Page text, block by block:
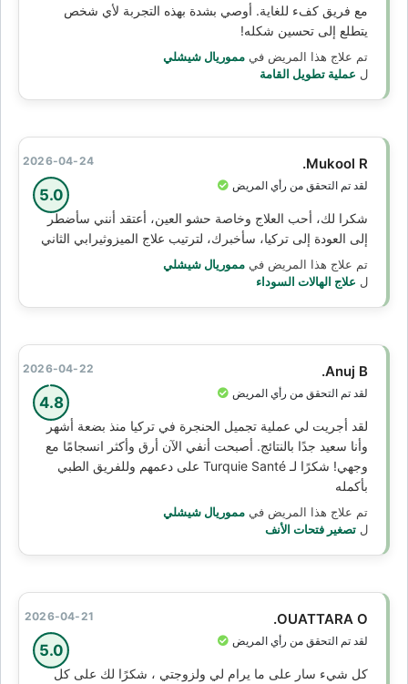
مع فريق كفء للغاية. أوصي بشدة بهذه التجربة لأي شخص
يتطلع إلى تحسين شكله!
تم علاج هذا المريض في مموريال شيشلي
ل عملية تطويل القامة
5.0
Mukool R.
لقد تم التحقق من رأي المريض
2026-04-24
شكرا لك، أحب العلاج وخاصة حشو العين، أعتقد أنني سأضطر
إلى العودة إلى تركيا، سأخبرك، لترتيب علاج الميزوثيرابي الثاني
تم علاج هذا المريض في مموريال شيشلي
ل علاج الهالات السوداء
4.8
Anuj B.
لقد تم التحقق من رأي المريض
2026-04-22
لقد أجريت لي عملية تجميل الحنجرة في تركيا منذ بضعة أشهر
وأنا سعيد جدًا بالنتائج. أصبحت أنفي الآن أرق وأكثر انسجامًا مع
وجهي! شكرًا لـ Turquie Santé على دعمهم وللفريق الطبي
بأكمله
تم علاج هذا المريض في مموريال شيشلي
ل تصغير فتحات الأنف
5.0
OUATTARA O.
لقد تم التحقق من رأي المريض
2026-04-21
كل شيء سار على ما يرام لي ولزوجتي ، شكرًا لك على كل